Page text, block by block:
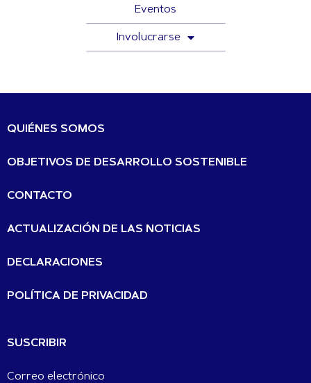
Eventos
Involucrarse
QUIÉNES SOMOS
OBJETIVOS DE DESARROLLO SOSTENIBLE
CONTACTO
ACTUALIZACIÓN DE LAS NOTICIAS
DECLARACIONES
POLÍTICA DE PRIVACIDAD
SUSCRIBIR
Correo electrónico